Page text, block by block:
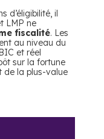
d’éligibilité, il
LMP ne
fiscalité. Les
au niveau du
et réel
sur la fortune
de la plus-value